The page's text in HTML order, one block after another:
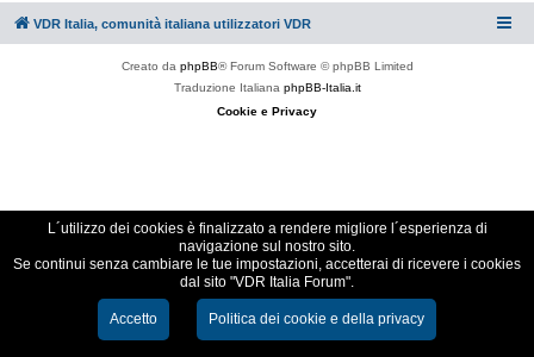
VDR Italia, comunità italiana utilizzatori VDR
Creato da phpBB® Forum Software © phpBB Limited
Traduzione Italiana phpBB-Italia.it
Cookie e Privacy
L´utilizzo dei cookies è finalizzato a rendere migliore l´esperienza di
navigazione sul nostro sito.
Se continui senza cambiare le tue impostazioni, accetterai di ricevere i cookies
dal sito "VDR Italia Forum".
Accetto Politica dei cookie e della privacy